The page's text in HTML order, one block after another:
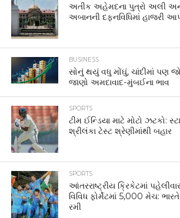
અતીક અહેમદના પુત્રો અલી
અબાનની દફનવિધિમાં હાજરી
BUSINESS
સોનું થયું વધુ મોંઘું, ચાંદીમાં પણ
જાણો અમદાવાદ-મુંબઈના ભાવ
SPORTS
ટીમ ઈન્ડિયા માટે મોટો ઝટકો:
શ્રીલંકા ટેસ્ટ શ્રેણીમાંથી બહાર
SPORTS
આંતરરાષ્ટ્રીય ક્રિકેટમાં
વિવિધ ફોર્મેટમાં 5,000 મેચ:
રમી